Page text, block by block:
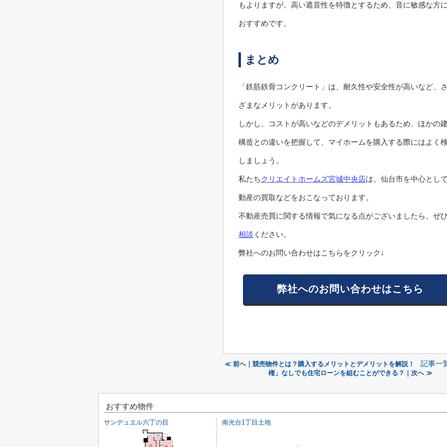
もよりますが、高い遮音性を特徴とするため、音に敏感な方
おすすめです。
まとめ
「鉄筋鉄骨コンクリート」は、耐久性や安全性が高いなど、
ざまなメリットがあります。
しかし、コストが高いなどのデメリットもあるため、ほかの
構造との違いを把握して、マイホームを購入する際にはよく
しましょう。
私たち クリエイトホームズ宮城中央店は、仙台市を中心とし
動産の買取などをおこなっております。
不動産売買に関する情報で気になる点がございましたら、ぜひ
相談 ください。
弊社へのお問い合わせはこちらをクリック↓
弊社へのお問い合わせはこちら
≪ 前へ｜競売物件とは？購入するメリットとデメリットを解説！ 記事一
権」なしでも住宅ローンを組むことができる？｜次へ ≫
おすすめ物件
サンデュエル六丁の目 南光台1丁目土地